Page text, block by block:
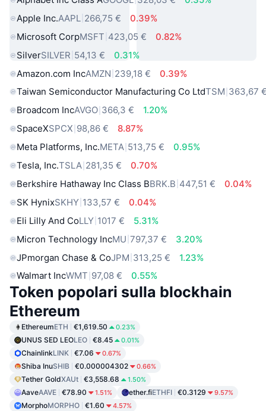
Apple Inc.AAPL 266,75 €
0.39%
Microsoft CorpMSFT 423,05 €
0.82%
SilverSILVER 54,13 €
0.31%
Amazon.com IncAMZN 239,18 €
0.39%
Taiwan Semiconductor Manufacturing Co LtdTSM 363,67
Broadcom IncAVGO 366,3 €
1.20%
SpaceXSPCX 98,86 €
8.87%
Meta Platforms, Inc.META 513,75 €
0.95%
Tesla, Inc.TSLA 281,35 €
0.70%
Berkshire Hathaway Inc Class BBRK.B 447,51 €
0.04%
SK HynixSKHY 133,57 €
0.04%
Eli Lilly And CoLLY 1017 €
5.31%
Micron Technology IncMU 797,37 €
3.20%
JPmorgan Chase & CoJPM 313,25 €
1.23%
Walmart IncWMT 97,08 € 0.55%
Token popolari sulla blockhain
Ethereum
EthereumETH €1,619.50 0.23%
UNUS SED LEOLEO €8.45 0.01%
ChainlinkLINK €7.06 0.67%
Shiba InuSHIB €0.000004302 0.66%
Tether GoldXAUt €3,558.68 1.50%
AaveAAVE €78.90 1.51% ether.fiETHFI €0.3129 9.57%
MorphoMORPHO €1.60 4.57%